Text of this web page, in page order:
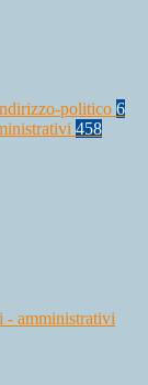
politico 6
458
- amministrativi